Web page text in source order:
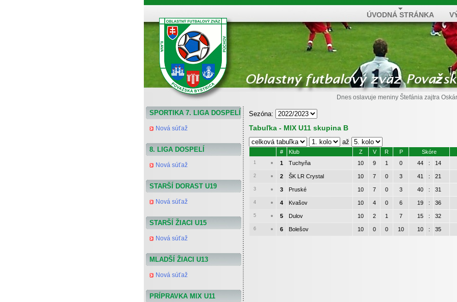
ÚVODNÁ STRÁNKA
Dnes oslavuje meniny Štefánia zajtra Oskár
SPORTIKA 7. LIGA DOSPELÍ
Nová súťaž
8. LIGA DOSPELÍ
Nová súťaž
STARŠÍ DORAST U19
Nová súťaž
STARŠÍ ŽIACI U15
Nová súťaž
MLADŠÍ ŽIACI U13
Nová súťaž
PRÍPRAVKA MIX U11
Sezóna:
Tabuľka - MIX U11 skupina B
až
# Klub Z V R P Skóre
1 1 Tuchyňa 10 9 1 0 44 : 14
2 2 ŠK LR Crystal 10 7 0 3 41 : 21
3 3 Pruské 10 7 0 3 40 : 31
4 4 Kvašov 10 4 0 6 19 : 36
5 5 Dulov 10 2 1 7 15 : 32
6 6 Bolešov 10 0 0 10 10 : 35